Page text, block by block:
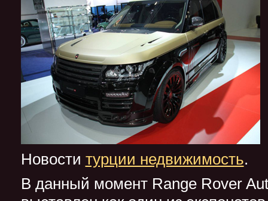
Новости турции недвижимость.
В данный момент Range Rover